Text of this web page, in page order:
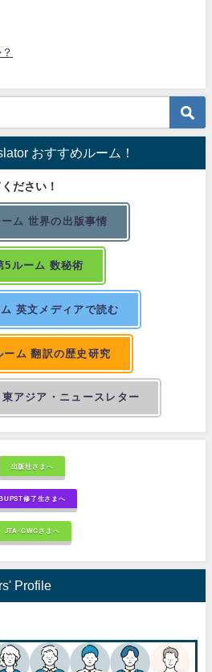
おすすめルーム！
ださい！
ム 世界の出版事情
5ルーム 数秘術
英文メディアで読む
ーム 翻訳の歴史研究
アジア・ニュースレター
出版社さまへ
BUPST修了生さまへ
JTA-GWGさまへ
Profile